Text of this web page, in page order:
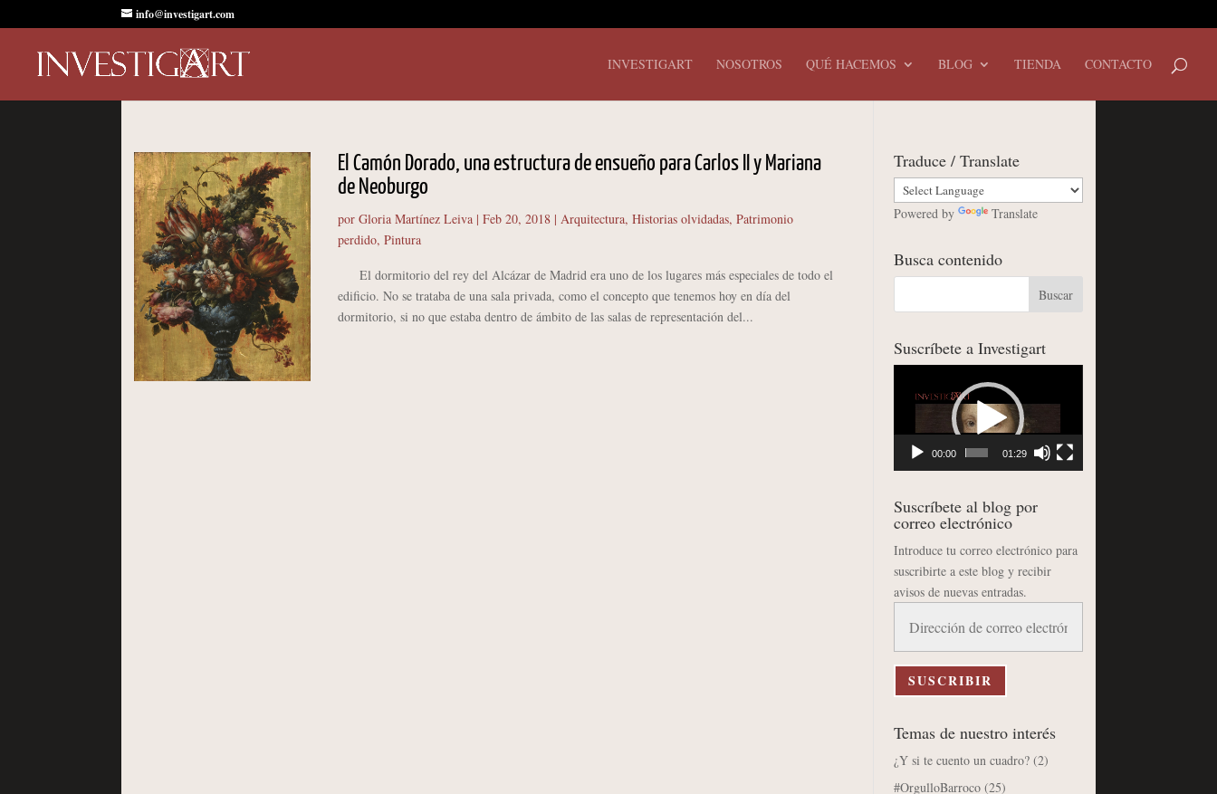
info@investigart.com
INVESTIGART NOSOTROS QUÉ HACEMOS BLOG TIENDA CONTACTO
El Camón Dorado, una estructura de ensueño para Carlos II y Mariana
de Neoburgo
por Gloria Martínez Leiva| Feb 20, 2018| Arquitectura, Historias olvidadas, Patrimonio
perdido, Pintura
El dormitorio del rey del Alcázar de Madrid era uno de los lugares más especiales de todo el
edificio. No se trataba de una sala privada, como el concepto que tenemos hoy en día del
dormitorio, si no que estaba dentro de ámbito de las salas de representación del...
Traduce / Translate
Powered by Translate
Busca contenido
Suscríbete a Investigart
00:00 01:29
Suscríbete al blog por
correo electrónico
Introduce tu correo electrónico para
suscribirte a este blog y recibir
avisos de nuevas entradas.
correo
electrónico
SUSCRIBIR
Temas de nuestro interés
¿Y si te cuento un cuadro? (2)
#OrgulloBarroco (25)